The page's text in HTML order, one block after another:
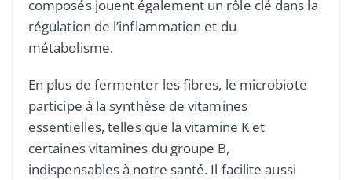
composés jouent également un rôle clé dans la
régulation de l’inflammation et du
métabolisme.
En plus de fermenter les fibres, le microbiote
participe à la synthèse de vitamines
essentielles, telles que la vitamine K et
certaines vitamines du groupe B,
indispensables à notre santé. Il facilite aussi